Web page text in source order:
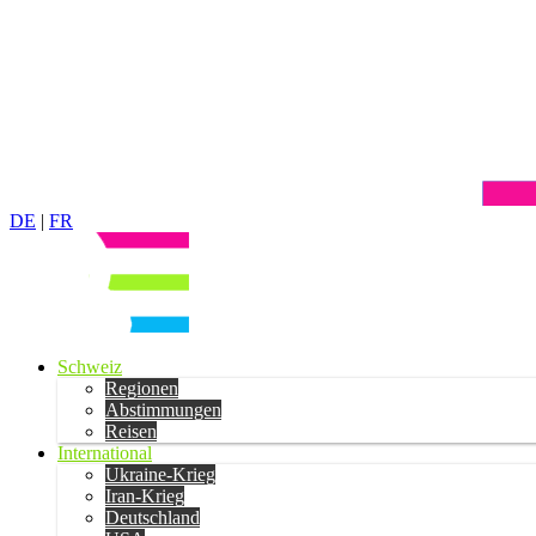
DE | FR
Schweiz
Regionen
Abstimmungen
Reisen
International
Ukraine-Krieg
Iran-Krieg
Deutschland